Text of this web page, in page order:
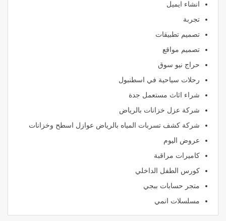
انشاء ايميل
تجربة
تصميم تطبيقات
تصميم مواقع
حراج نيو سوق
رحلات سياحية في اسطنبول
شراء اثاث مستعمل جدة
شركة عزل خزانات بالرياض
شركة كشف تسربات المياه بالرياض عوازل اسطح وخزانات
عروض اليوم
كاميرات مراقبة
كورس الطفل الداخلي
متجر حسابات ببجي
مسلسلات انمي